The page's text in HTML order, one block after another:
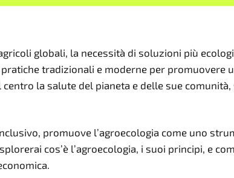
globali, la necessità di soluzioni più
pratiche tradizionali e moderne per promuovere
centro la salute del pianeta e delle sue
promuove l’agroecologia come uno
cos’è l’agroecologia, i suoi principi, e